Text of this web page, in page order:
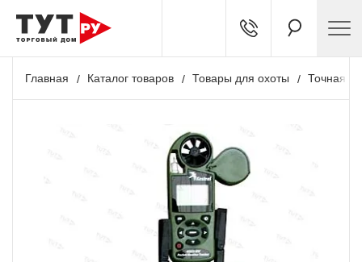
Главная Каталог товаров Товары для охоты Точная